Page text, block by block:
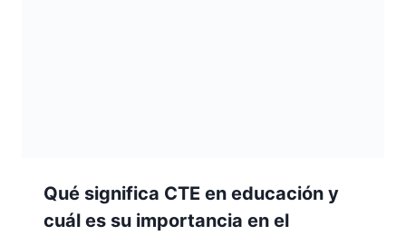
Qué significa CTE en educación y
cuál es su importancia en el